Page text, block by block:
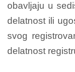
obavljaju u
delatnost ili
svog
delatnost